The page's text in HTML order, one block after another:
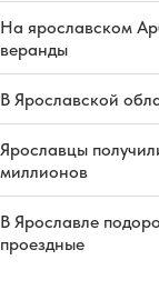
На ярославском
веранды
В Ярославской
Ярославцы
миллионов
В Ярославле
проездные